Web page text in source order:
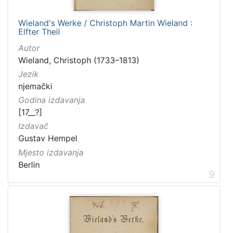
Wieland's Werke / Christoph Martin Wieland :
Elfter Theil
Autor
Wieland, Christoph (1733–1813)
Jezik
njemački
Godina izdavanja
[17__?]
Izdavač
Gustav Hempel
Mjesto izdavanja
Berlin
9